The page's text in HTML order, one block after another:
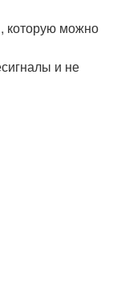
которую можно
и не